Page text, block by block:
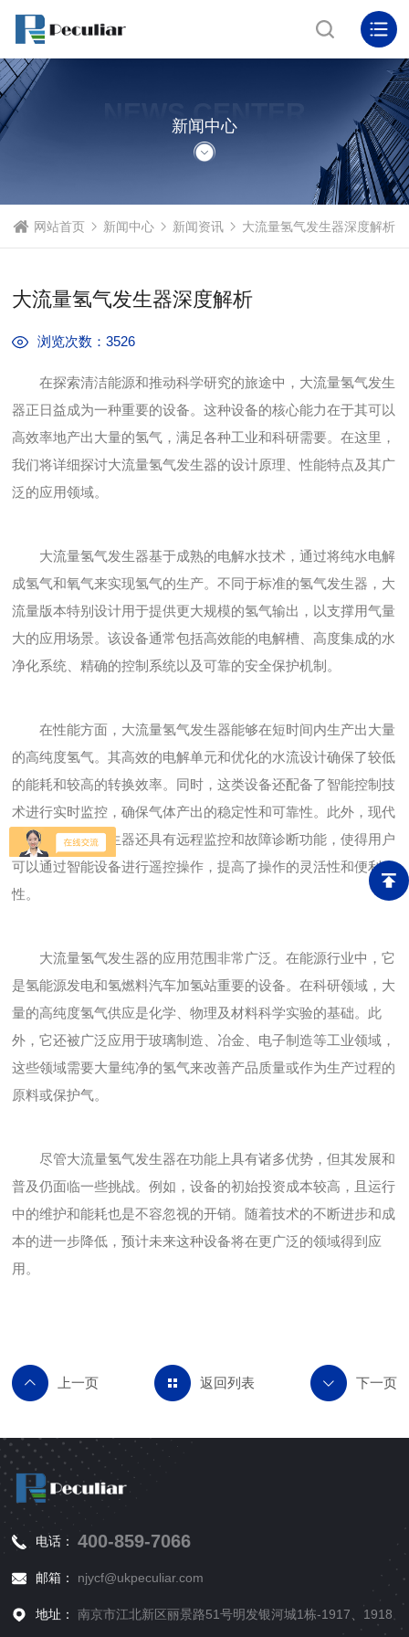
NEWS CENTER
新闻中心
网站首页 新闻中心 新闻资讯 大流量氢气发生器深度解析
大流量氢气发生器深度解析
浏览次数：3526
在探索清洁能源和推动科学研究的旅途中，大流量氢气发生
器正日益成为一种重要的设备。这种设备的核心能力在于其可以
高效率地产出大量的氢气，满足各种工业和科研需要。在这里，
我们将详细探讨大流量氢气发生器的设计原理、性能特点及其广
泛的应用领域。
大流量氢气发生器基于成熟的电解水技术，通过将纯水电解
成氢气和氧气来实现氢气的生产。不同于标准的氢气发生器，大
流量版本特别设计用于提供更大规模的氢气输出，以支撑用气量
大的应用场景。该设备通常包括高效能的电解槽、高度集成的水
净化系统、精确的控制系统以及可靠的安全保护机制。
在性能方面，大流量氢气发生器能够在短时间内生产出大量
的高纯度氢气。其高效的电解单元和优化的水流设计确保了较低
的能耗和较高的转换效率。同时，这类设备还配备了智能控制技
术进行实时监控，确保气体产出的稳定性和可靠性。此外，现代
的大流量氢气发生器还具有远程监控和故障诊断功能，使得用户
可以通过智能设备进行遥控操作，提高了操作的灵活性和便利
性。
大流量氢气发生器的应用范围非常广泛。在能源行业中，它
是氢能源发电和氢燃料汽车加氢站重要的设备。在科研领域，大
量的高纯度氢气供应是化学、物理及材料科学实验的基础。此
外，它还被广泛应用于玻璃制造、冶金、电子制造等工业领域，
这些领域需要大量纯净的氢气来改善产品质量或作为生产过程的
原料或保护气。
尽管大流量氢气发生器在功能上具有诸多优势，但其发展和
普及仍面临一些挑战。例如，设备的初始投资成本较高，且运行
中的维护和能耗也是不容忽视的开销。随着技术的不断进步和成
本的进一步降低，预计未来这种设备将在更广泛的领域得到应
用。
返回列表
电话： 400-859-7066
邮箱： njycf@ukpeculiar.com
地址： 南京市江北新区丽景路51号明发银河城1栋-1917、1918